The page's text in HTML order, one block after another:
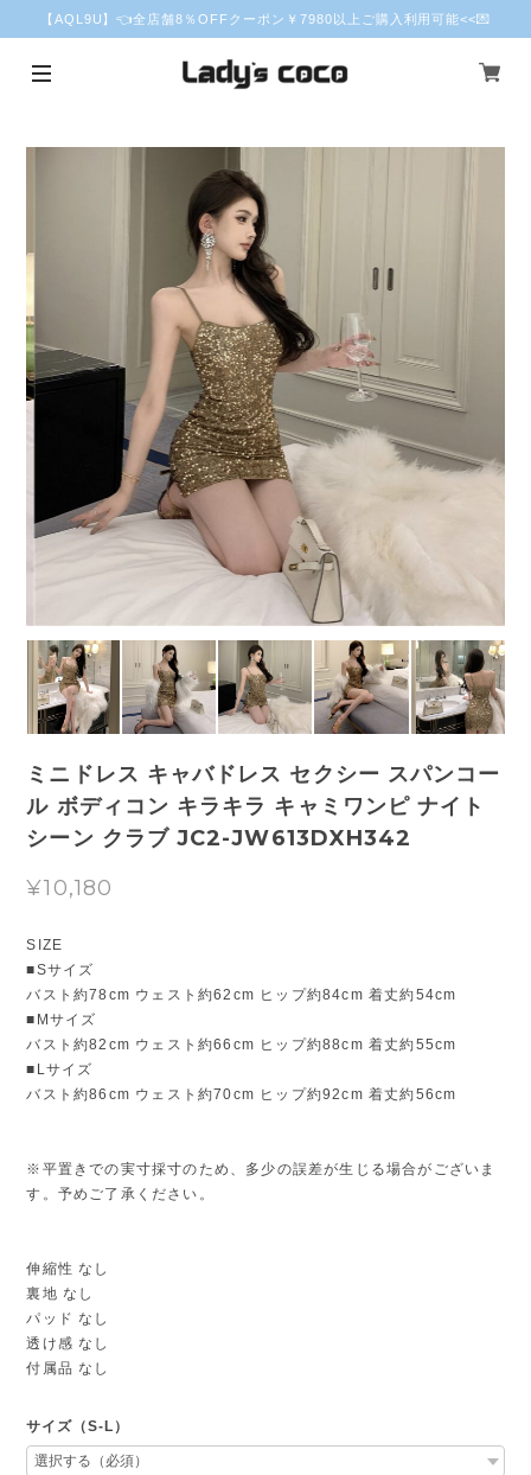
【AQL9U】👈全店舗8％OFFクーポン￥7980以上ご購入利用可能<<💌
ミニドレス キャバドレス セクシー スパンコー
ル ボディコン キラキラ キャミワンピ ナイト
シーン クラブ JC2-JW613DXH342
¥10,180
SIZE
■Sサイズ
バスト約78cm ウェスト約62cm ヒップ約84cm 着丈約54cm
■Mサイズ
バスト約82cm ウェスト約66cm ヒップ約88cm 着丈約55cm
■Lサイズ
バスト約86cm ウェスト約70cm ヒップ約92cm 着丈約56cm
※平置きでの実寸採寸のため、多少の誤差が生じる場合がございま
す。予めご了承ください。
伸縮性 なし
裏地 なし
パッド なし
透け感 なし
付属品 なし
サイズ（S-L）